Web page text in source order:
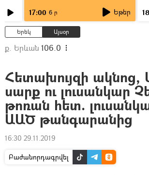
17:00 6 ր Եթեր
Երեկ Այսօր
ք. Երևան 106.0
Հետախույզի ակնոց,
սարք ու լուսանկար
թոռան հետ.
ԱԱԾ թանգարանից
16:30 29.11.2019
Բաժանորդագրվել